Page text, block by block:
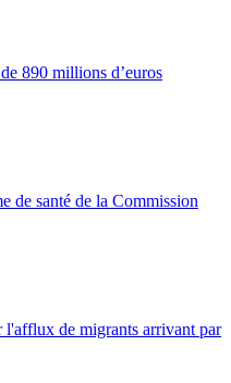
890 millions d’euros
de santé de la Commission
l'afflux de migrants arrivant par